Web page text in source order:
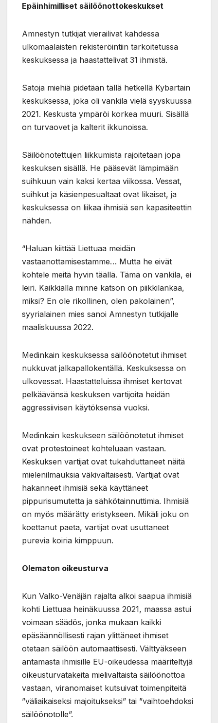
Epäinhimilliset säilöönottokeskukset
Amnestyn tutkijat vierailivat kahdessa
ulkomaalaisten rekisteröintiin tarkoitetussa
keskuksessa ja haastattelivat 31 ihmistä.
Satoja miehiä pidetään tällä hetkellä Kybartain
keskuksessa, joka oli vankila vielä syyskuussa
2021. Keskusta ympäröi korkea muuri. Sisällä
on turvaovet ja kalterit ikkunoissa.
Säilöönotettujen liikkumista rajoitetaan jopa
keskuksen sisällä. He pääsevät lämpimään
suihkuun vain kaksi kertaa viikossa. Vessat,
suihkut ja käsienpesualtaat ovat likaiset, ja
keskuksessa on liikaa ihmisiä sen kapasiteettin
nähden.
“Haluan kiittää Liettuaa meidän
vastaanottamisestamme… Mutta he eivät
kohtele meitä hyvin täällä. Tämä on vankila, ei
leiri. Kaikkialla minne katson on piikkilankaa,
miksi? En ole rikollinen, olen pakolainen”,
syyrialainen mies sanoi Amnestyn tutkijalle
maaliskuussa 2022.
Medinkain keskuksessa säilöönotetut ihmiset
nukkuvat jalkapallokentällä. Keskuksessa on
ulkovessat. Haastatteluissa ihmiset kertovat
pelkäävänsä keskuksen vartijoita heidän
aggressiivisen käytöksensä vuoksi.
Medinkain keskukseen säilöönotetut ihmiset
ovat protestoineet kohteluaan vastaan.
Keskuksen vartijat ovat tukahduttaneet näitä
mielenilmauksia väkivaltaisesti. Vartijat ovat
hakanneet ihmisiä sekä käyttäneet
pippurisumutetta ja sähkötainnuttimia. Ihmisiä
on myös määrätty eristykseen. Mikäli joku on
koettanut paeta, vartijat ovat usuttaneet
purevia koiria kimppuun.
Olematon oikeusturva
Kun Valko-Venäjän rajalta alkoi saapua ihmisiä
kohti Liettuaa heinäkuussa 2021, maassa astui
voimaan säädös, jonka mukaan kaikki
epäsäännöllisesti rajan ylittäneet ihmiset
otetaan säilöön automaattisesti. Välttyäkseen
antamasta ihmisille EU-oikeudessa määriteltyjä
oikeusturvatakeita mielivaltaista säilöönottoa
vastaan, viranomaiset kutsuivat toimenpiteitä
”väliaikaiseksi majoitukseksi” tai ”vaihtoehdoksi
säilöönotolle”.